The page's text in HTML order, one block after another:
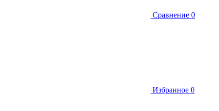
Сравнение 0
Избранное 0